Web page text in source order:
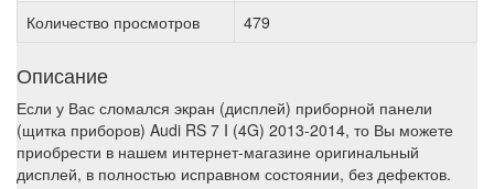
Количество просмотров
479
Описание
Если у Вас сломался экран (дисплей) приборной панели
(щитка приборов) Audi RS 7 I (4G) 2013-2014, то Вы можете
приобрести в нашем интернет-магазине оригинальный
дисплей, в полностью исправном состоянии, без дефектов.